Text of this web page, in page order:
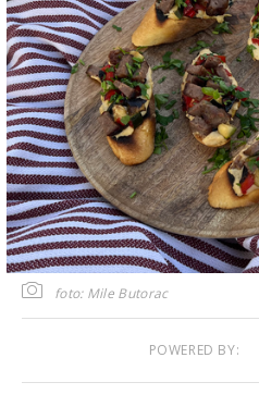
foto: Mile Butorac
POWERED BY: